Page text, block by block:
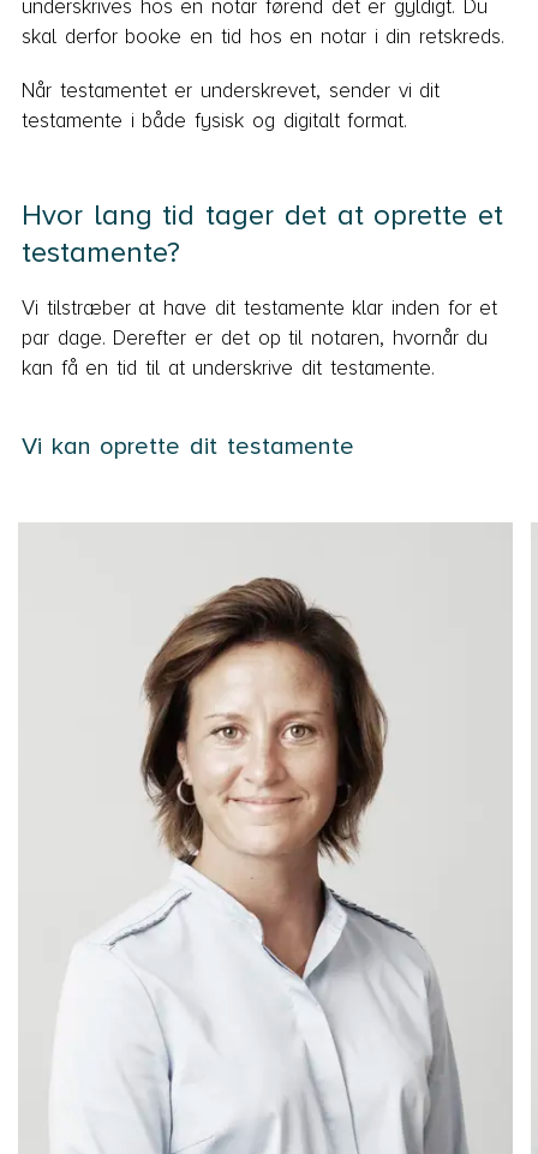
underskrives hos en notar førend det er gyldigt. Du
skal derfor booke en tid hos en notar i din retskreds.
Når testamentet er underskrevet, sender vi dit
testamente i både fysisk og digitalt format.
Hvor lang tid tager det at oprette et
testamente?
Vi tilstræber at have dit testamente klar inden for et
par dage. Derefter er det op til notaren, hvornår du
kan få en tid til at underskrive dit testamente.
Vi kan oprette dit testamente